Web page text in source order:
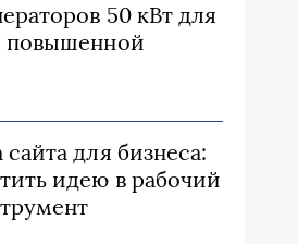
50 кВт для
повышенной
сайта для бизнеса:
идею в рабочий